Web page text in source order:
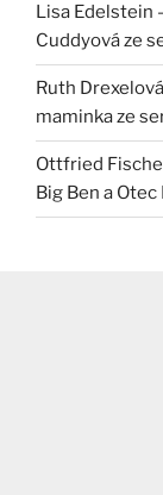
Lisa Edelstein
Cuddyová ze
Ruth
maminka ze
Ottfried
Big Ben a Otec